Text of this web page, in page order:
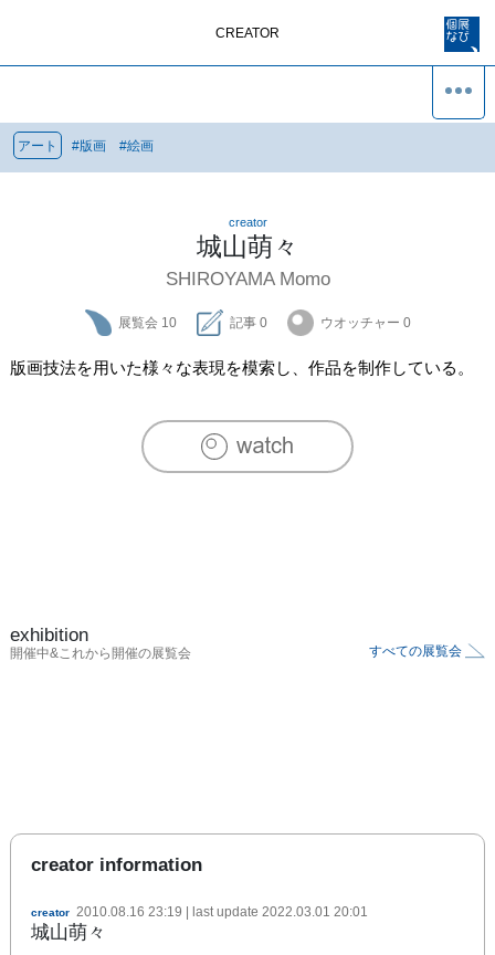
CREATOR
アート #版画 #絵画
creator
城山萌々
SHIROYAMA Momo
展覧会 10 記事 0 ウオッチャー 0
版画技法を用いた様々な表現を模索し、作品を制作している。
exhibition
開催中&これから開催の展覧会 すべての展覧会
creator information
creator 2010.08.16 23:19 | last update 2022.03.01 20:01
城山萌々